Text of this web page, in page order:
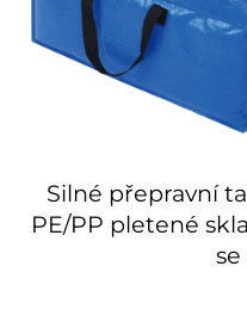
Silné přepravní
PE/PP pletené